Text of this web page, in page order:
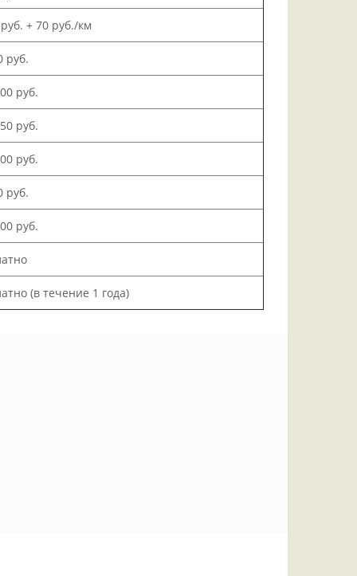
+ 70 руб./км
руб.
руб.
руб.
руб.
руб.
руб.
(в течение 1 года)